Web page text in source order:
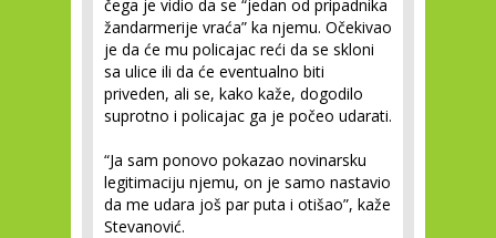
čega je vidio da se “jedan od pripadnika
žandarmerije vraća” ka njemu. Očekivao
je da će mu policajac reći da se skloni
sa ulice ili da će eventualno biti
priveden, ali se, kako kaže, dogodilo
suprotno i policajac ga je počeo udarati.
“Ja sam ponovo pokazao novinarsku
legitimaciju njemu, on je samo nastavio
da me udara još par puta i otišao”, kaže
Stevanović.